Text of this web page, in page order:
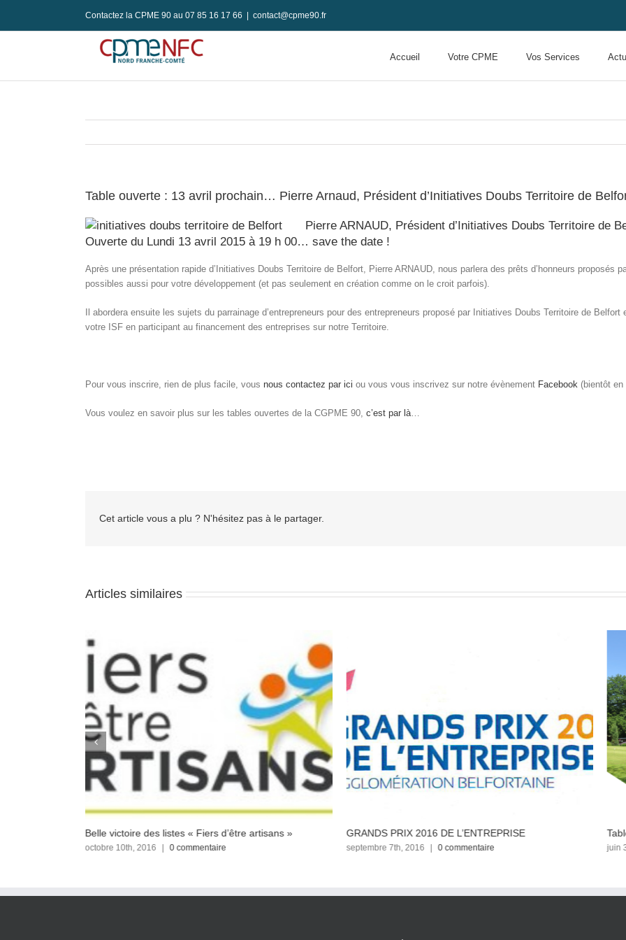
Contactez la CPME 90 au 07 85 16 17 66 contact@cpme90.fr
Accueil Votre CPME Vos Services
Table ouverte : 13 avril prochain… Pierre Arnaud, Président d’Initiatives Doubs Territoire de
Pierre ARNAUD, Président d’Initiatives Doubs Territoire de
Ouverte du Lundi 13 avril 2015 à 19 h 00… save the date !
Après une présentation rapide d’Initiatives Doubs Territoire de Belfort, Pierre ARNAUD, nous parlera des prêts d’honneurs proposés
possibles aussi pour votre développement (et pas seulement en création comme on le croit parfois).
Il abordera ensuite les sujets du parrainage d’entrepreneurs pour des entrepreneurs proposé par Initiatives Doubs Territoire de
votre ISF en participant au financement des entreprises sur notre Territoire.
Pour vous inscrire, rien de plus facile, vous nous contactez par ici ou vous vous inscrivez sur notre évènement Facebook (bientôt en
Vous voulez en savoir plus sur les tables ouvertes de la CGPME 90, c’est par là…
Cet article vous a plu ? N'hésitez pas à le partager.
Articles similaires
Belle victoire des listes « Fiers d’être artisans »
octobre 10th, 2016 | 0 commentaire
GRANDS PRIX 2016 DE L’ENTREPRISE
septembre 7th, 2016 | 0 commentaire juin